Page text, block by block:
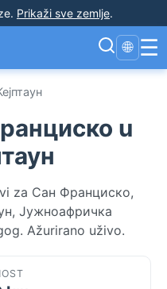
. Prikaži sve zemlje.
🌐 ☰
u
za Сан Франциско,
Јужноафричка
Ažurirano uživo.